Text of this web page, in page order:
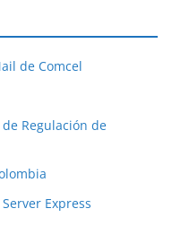
de Comcel
Regulación de
Express